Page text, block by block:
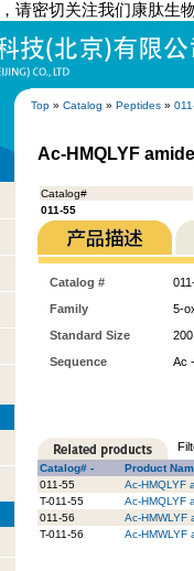
请密切关注我们康肽
Top » Catalog » Peptides »
Ac-HMQLYF amide
Catalog#
011-55
Catalog #
Family
5-
Standard Size
Sequence
Ac
Catalog# -
Product
011-55
Ac-HMQLYF
T-011-55
Ac-HMQLYF
011-56
Ac-HMWLYF
T-011-56
Ac-HMWLYF